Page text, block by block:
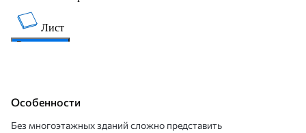
Особенности
Без многоэтажных зданий сложно представить